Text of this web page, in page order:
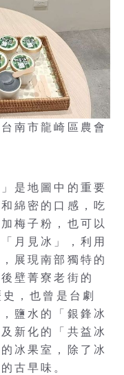
南市龍崎區農會
是地圖中的重要
綿密的口感，吃
梅子粉，也可以
月見冰」，利用
展現南部獨特的
壁菁寮老街的
，也曾是台劇
鹽水的「銀鋒冰
新化的「共益冰
冰果室，除了冰
古早味。